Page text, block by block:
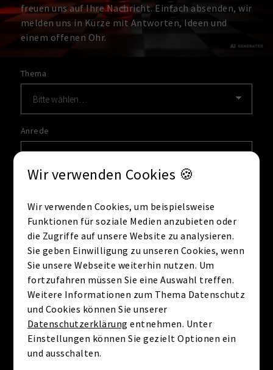
freuen uns auf Ihre Nachricht. Einfach absenden, wir
melden uns in Kürze mit Antworten, Ideen und
einem offenen Ohr.
Thema
Anrede
Nachname
E-Mail *
Wir verwenden Cookies 🍪
Wir verwenden Cookies, um beispielsweise
Funktionen für soziale Medien anzubieten oder
die Zugriffe auf unsere Website zu analysieren.
Sie geben Einwilligung zu unseren Cookies, wenn
Sie unsere Webseite weiterhin nutzen. Um
fortzufahren müssen Sie eine Auswahl treffen.
Weitere Informationen zum Thema Datenschutz
und Cookies können Sie unserer
Datenschutzerklärung entnehmen. Unter
Einstellungen können Sie gezielt Optionen ein
und ausschalten.